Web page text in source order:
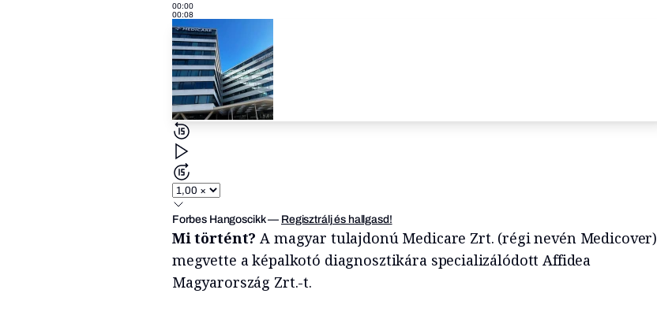
00:00
00:08
Forbes Hangoscikk— Regisztrálj és hallgasd!
Mi történt? A magyar tulajdonú Medicare Zrt. (régi nevén Medicover)
megvette a képalkotó diagnosztikára specializálódott Affidea
Magyarország Zrt.-t.